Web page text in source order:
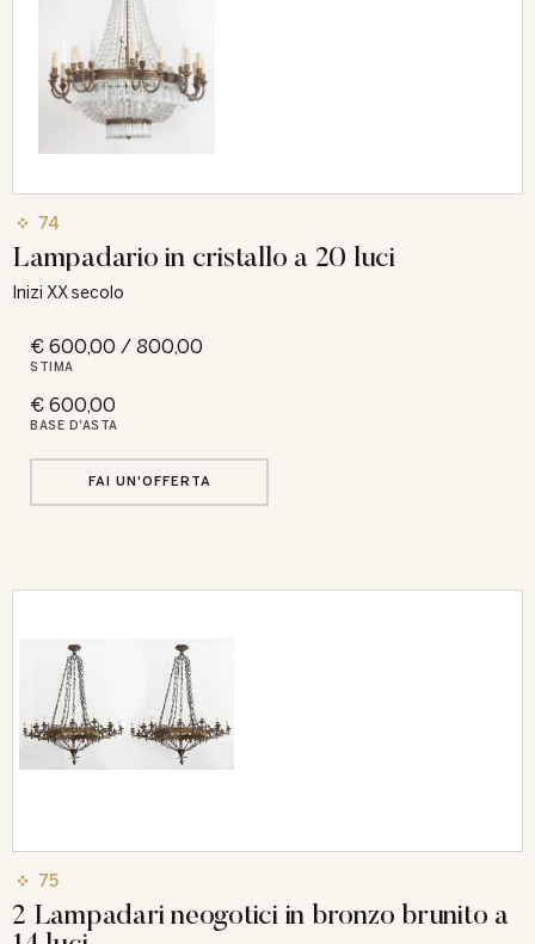
74
Lampadario in cristallo a 20 luci
Inizi XX secolo
€ 600,00 / 800,00
STIMA
€ 600,00
BASE D'ASTA
FAI UN'OFFERTA
75
2 Lampadari neogotici in bronzo brunito a